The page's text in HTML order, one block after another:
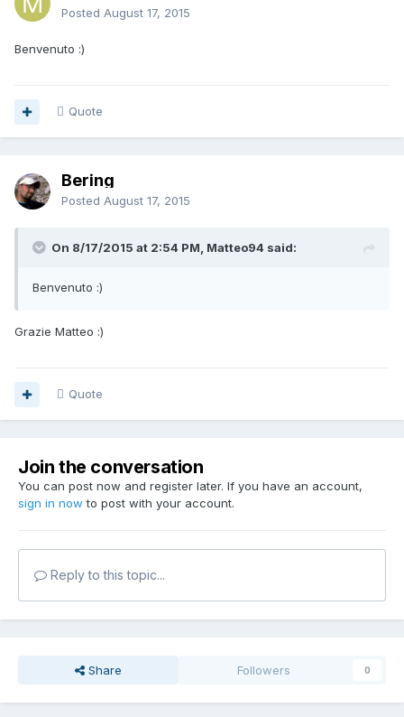
Posted August 17, 2015
Benvenuto :)
Quote
Bering
Posted August 17, 2015
On 8/17/2015 at 2:54 PM, Matteo94 said:
Benvenuto :)
Grazie Matteo :)
Quote
Join the conversation
You can post now and register later. If you have an account,
sign in now to post with your account.
Reply to this topic...
Share Followers 0